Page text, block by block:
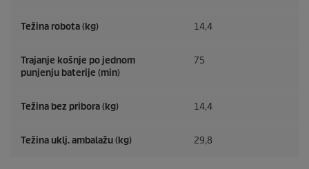
Težina robota (kg) 14,4
Trajanje košnje po jednom
punjenju baterije (min)
75
Težina bez pribora (kg) 14,4
Težina uklj. ambalažu (kg) 29,8